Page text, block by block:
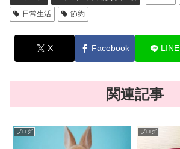
日常生活
節約
X Facebook LINE
関連記事
ブログ ブログ